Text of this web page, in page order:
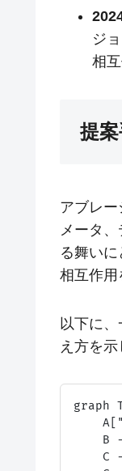
ジ
相
提
アブレ
メータ
る舞い
相互作用
以下に
え方を示
graph
A["
B
C